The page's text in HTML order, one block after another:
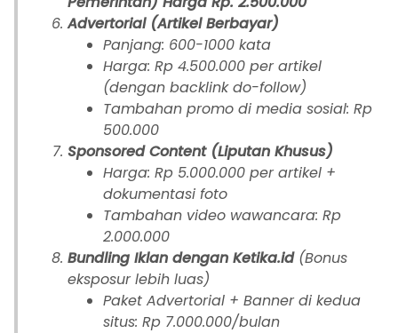
Advertorial (Artikel Berbayar)
Panjang: 600-1000 kata
Harga: Rp 4.500.000 per artikel
(dengan backlink do-follow)
Tambahan promo di media sosial: Rp
500.000
Sponsored Content (Liputan Khusus)
Harga: Rp 5.000.000 per artikel +
dokumentasi foto
Tambahan video wawancara: Rp
2.000.000
Bundling Iklan dengan Ketika.id(Bonus
eksposur lebih luas)
Paket Advertorial + Banner di kedua
situs: Rp 7.000.000/bulan